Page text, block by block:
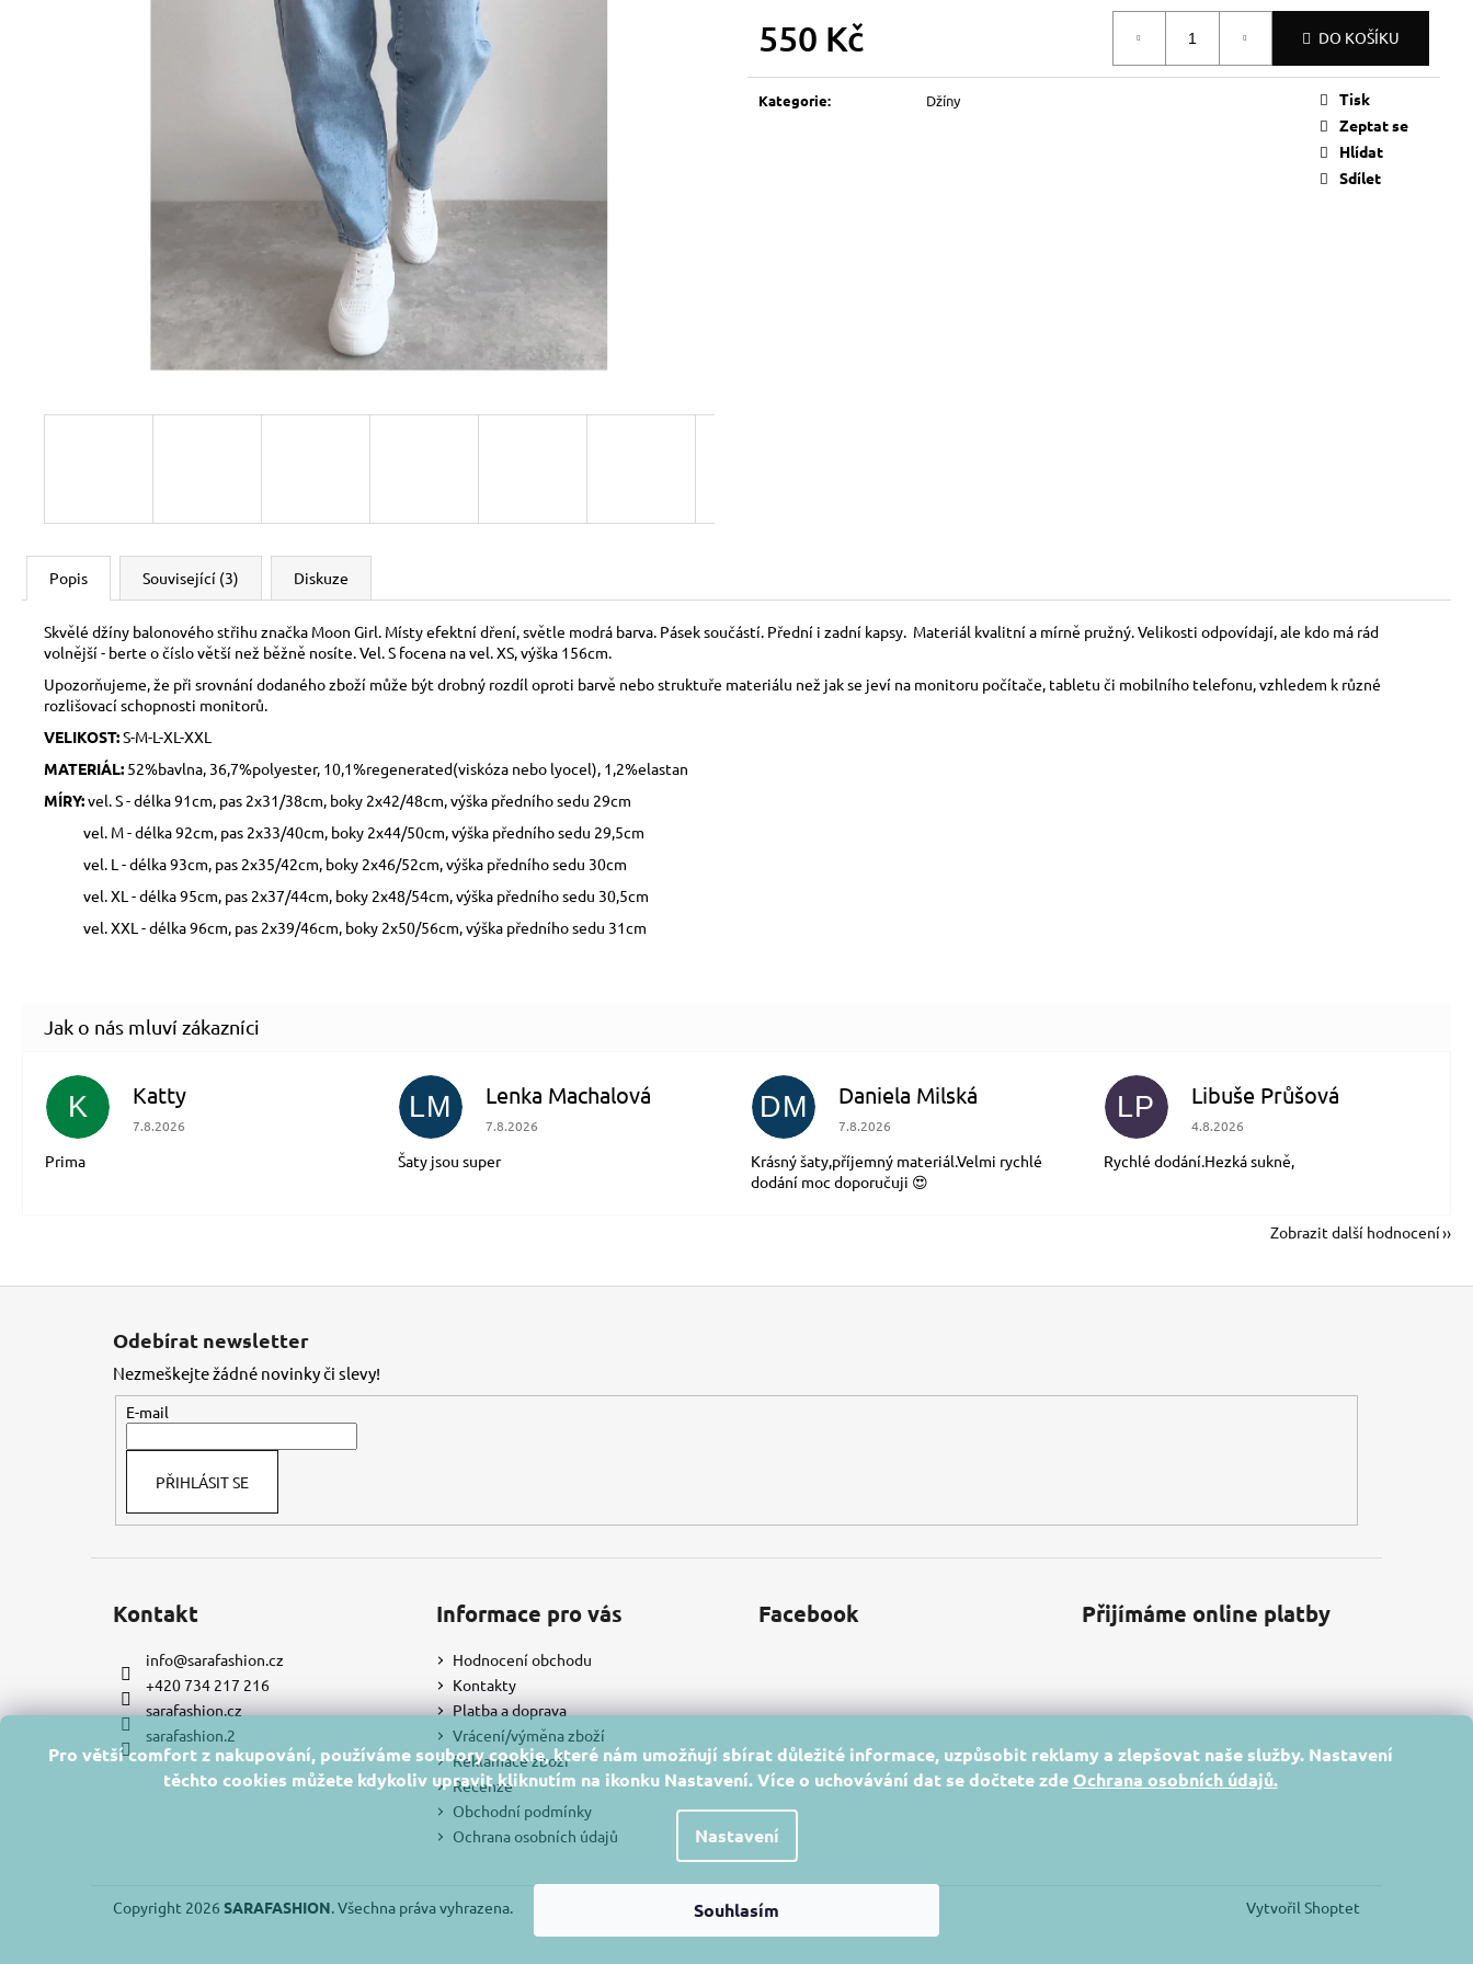
Pro větší comfort z nakupování, používáme soubory cookie, které nám umožňují sbírat důležité informace, uzpůsobit reklamy a zlepšovat naše služby. Nastavení
těchto cookies můžete kdykoliv upravit kliknutím na ikonku Nastavení. Více o uchovávání dat se dočtete zde Ochrana osobních údajů.
Nastavení
Souhlasím
550 Kč DO KOŠÍKU
Kategorie: Džíny
Tisk
Zeptat se
Hlídat
Sdílet
Popis Související (3) Diskuze
Skvělé džíny balonového střihu značka Moon Girl. Místy efektní dření, světle modrá barva. Pásek součástí. Přední i zadní kapsy. Materiál kvalitní a mírně pružný. Velikosti odpovídají, ale kdo má rád
volnější - berte o číslo větší než běžně nosíte. Vel. S focena na vel. XS, výška 156cm.
Upozorňujeme, že při srovnání dodaného zboží může být drobný rozdíl oproti barvě nebo struktuře materiálu než jak se jeví na monitoru počítače, tabletu či mobilního telefonu, vzhledem k různé
rozlišovací schopnosti monitorů.
VELIKOST:S-M-L-XL-XXL
MATERIÁL: 52%bavlna, 36,7%polyester, 10,1%regenerated(viskóza nebo lyocel), 1,2%elastan
MÍRY:vel. S - délka 91cm, pas 2x31/38cm, boky 2x42/48cm, výška předního sedu 29cm
vel. M - délka 92cm, pas 2x33/40cm, boky 2x44/50cm, výška předního sedu 29,5cm
vel. L - délka 93cm, pas 2x35/42cm, boky 2x46/52cm, výška předního sedu 30cm
vel. XL - délka 95cm, pas 2x37/44cm, boky 2x48/54cm, výška předního sedu 30,5cm
vel. XXL - délka 96cm, pas 2x39/46cm, boky 2x50/56cm, výška předního sedu 31cm
K Katty
Hodnocení obchodu je 5 z 5 hvězdiček.
7.8.2026
Prima
LM Lenka Machalová
Hodnocení obchodu je 5 z 5 hvězdiček.
7.8.2026
Šaty jsou super
DM Daniela Milská
Hodnocení obchodu je 5 z 5 hvězdiček.
7.8.2026
Krásný šaty,příjemný materiál.Velmi rychlé
dodání moc doporučuji 😍
LP Libuše Průšová
Hodnocení obchodu je 5 z 5 hvězdiček.
4.8.2026
Rychlé dodání.Hezká sukně,
Zobrazit další hodnocení
Odebírat newsletter
Nezmeškejte žádné novinky či slevy!
E-mail
PŘIHLÁSIT SE
Kontakt
info@sarafashion.cz
+420 734 217 216
sarafashion.cz
sarafashion.2
Informace pro vás
Hodnocení obchodu
Kontakty
Platba a doprava
Vrácení/výměna zboží
Reklamace zboží
Recenze
Obchodní podmínky
Ochrana osobních údajů
Facebook Přijímáme online platby
Vytvořil Shoptet
Copyright 2026 SARAFASHION. Všechna práva vyhrazena.